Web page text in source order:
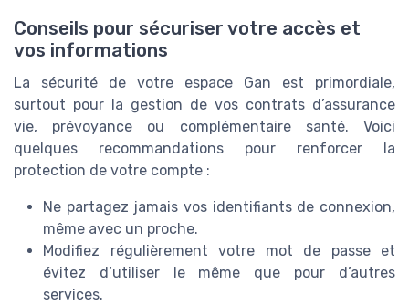
Conseils pour sécuriser votre accès et
vos informations
La sécurité de votre espace Gan est primordiale,
surtout pour la gestion de vos contrats d’assurance
vie, prévoyance ou complémentaire santé. Voici
quelques recommandations pour renforcer la
protection de votre compte :
Ne partagez jamais vos identifiants de connexion,
même avec un proche.
Modifiez régulièrement votre mot de passe et
évitez d’utiliser le même que pour d’autres
services.